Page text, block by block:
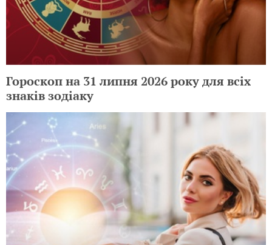
Гороскоп на 31 липня 2026 року для всіх
знаків зодіаку